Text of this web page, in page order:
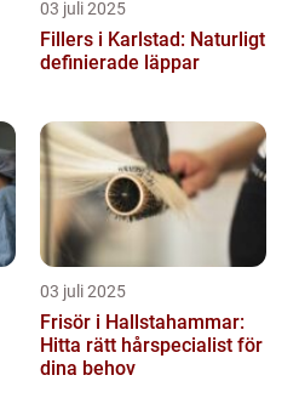
03 juli 2025
Fillers i Karlstad: Naturligt
definierade läppar
03 juli 2025
Frisör i Hallstahammar:
Hitta rätt hårspecialist för
dina behov